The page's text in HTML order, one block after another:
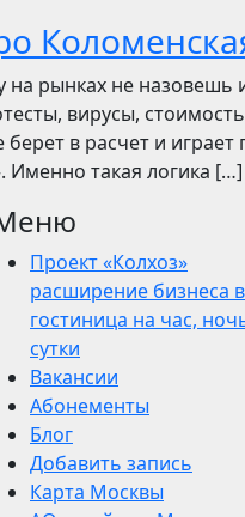
рынках не назовешь
вирусы, стоимость
в расчет и играет
Именно такая логика […]
Проект «Колхоз»
расширение бизнеса
гостиница на час,
сутки
Вакансии
Абонементы
Блог
Добавить запись
Карта Москвы